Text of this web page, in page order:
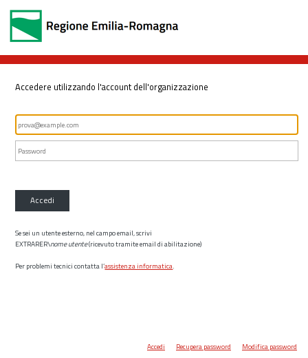
Accedere utilizzando l'account dell'organizzazione
Accedi
Se sei un utente esterno, nel campo email, scrivi
EXTRARER\nome utente(ricevuto tramite email di abilitazione)
Per problemi tecnici contatta l’assistenza informatica.
Accedi Recupera password Modifica password